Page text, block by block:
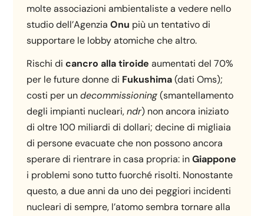
molte associazioni ambientaliste a vedere nello
studio dell’AgenziaOnu più un tentativo di
supportare le lobby atomiche che altro.
Rischi dicancro alla tiroide aumentati del 70%
per le future donne di Fukushima(dati Oms);
costi per undecommissioning(smantellamento
degli impianti nucleari,ndr) non ancora iniziato
di oltre 100 miliardi di dollari; decine di migliaia
di persone evacuate che non possono ancora
sperare di rientrare in casa propria: inGiappone
i problemi sono tutto fuorché risolti. Nonostante
questo, a due anni da uno dei peggiori incidenti
nucleari di sempre, l’atomo sembra tornare alla